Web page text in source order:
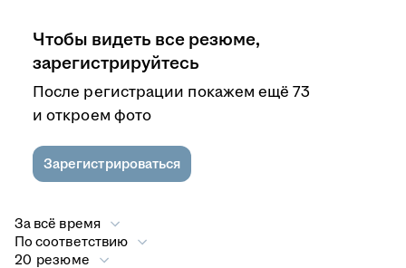
Чтобы видеть все резюме,
зарегистрируйтесь
После регистрации покажем ещё 73
и откроем фото
Зарегистрироваться
За всё время
По соответствию
20 резюме